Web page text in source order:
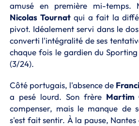
amusé en première mi-temps.
Nicolas Tournatqui a fait la
pivot. Idéalement servi dans le
converti l'intégralité de ses
chaque fois le gardien du Sporting
(3/24).
Côté portugais, l'absence de
a pesé lourd. Son frère Martim
compenser, mais le manque de
s'est fait sentir. À la pause,